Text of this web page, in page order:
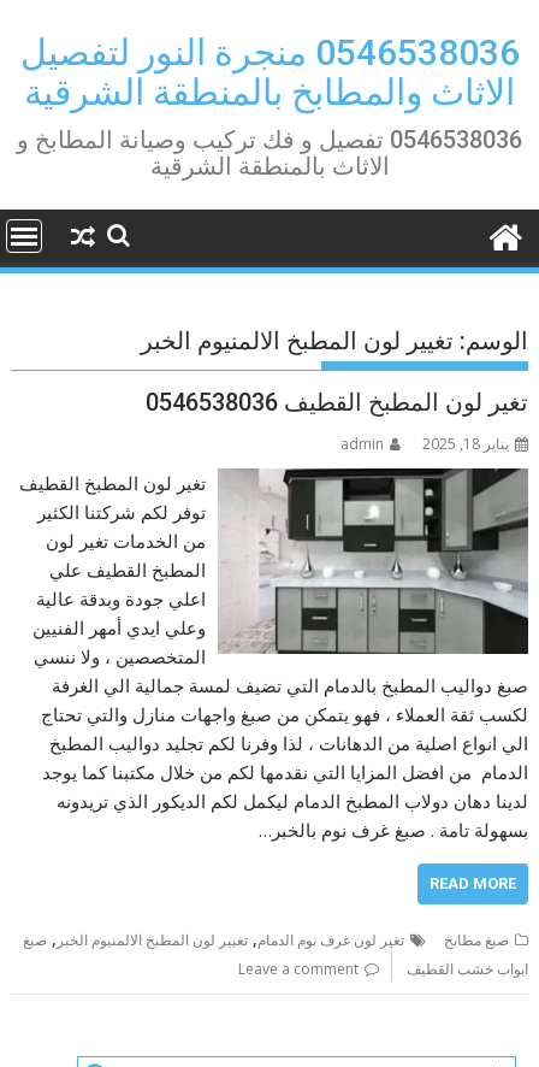
content
0546538036 منجرة النور لتفصيل
الاثاث والمطابخ بالمنطقة الشرقية
0546538036 تفصيل و فك تركيب وصيانة المطابخ و
الاثاث بالمنطقة الشرقية
الوسم: تغيير لون المطبخ الالمنيوم الخبر
تغير لون المطبخ القطيف 0546538036
يناير 18, 2025 admin
تغير لون المطبخ القطيف
توفر لكم شركتنا الكثير
من الخدمات تغير لون
المطبخ القطيف علي
اعلي جودة وبدقة عالية
وعلي ايدي أمهر الفنيين
المتخصصين ، ولا ننسي
صبغ دواليب المطبخ بالدمام التي تضيف لمسة جمالية الي الغرفة
لكسب ثقة العملاء ، فهو يتمكن من صبغ واجهات منازل والتي تحتاج
الي انواع اصلية من الدهانات ، لذا وفرنا لكم تجليد دواليب المطبخ
الدمام من افضل المزايا التي نقدمها لكم من خلال مكتبنا كما يوجد
لدينا دهان دولاب المطبخ الدمام ليكمل لكم الديكور الذي تريدونه
بسهولة تامة . صبغ غرف نوم بالخبر…
READ MORE
صبغ مطابخ تغير لون غرف نوم الدمام,تغيير لون المطبخ الالمنيوم الخبر ,صبغ
ابواب خشب القطيف
Leave a comment